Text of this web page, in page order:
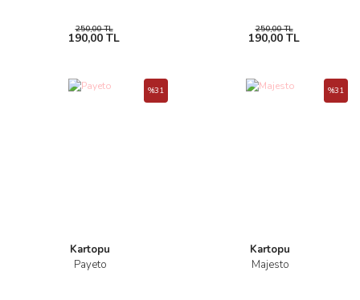
250,00 TL
190,00 TL
250,00 TL
190,00 TL
Kartopu
Payeto
%31
Kartopu
Majesto
%31